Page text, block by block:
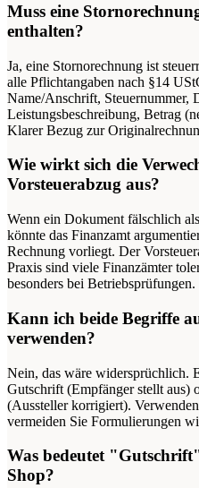
Muss eine
enthalten?
Ja, eine Stornorechnung ist
alle Pflichtangaben nach §14
Name/Anschrift, Steuernummer,
Leistungsbeschreibung, Betrag
Klarer Bezug zur
Wie wirkt sich die
Vorsteuerabzug aus?
Wenn ein Dokument fälschlich
könnte das Finanzamt
Rechnung vorliegt. Der
Praxis sind viele Finanzämter
besonders bei Betriebsprüfungen.
Kann ich beide Begriffe
verwenden?
Nein, das wäre widersprüchlich.
Gutschrift (Empfänger stellt aus)
(Aussteller korrigiert).
vermeiden Sie Formulierungen
Was bedeutet
Shop?